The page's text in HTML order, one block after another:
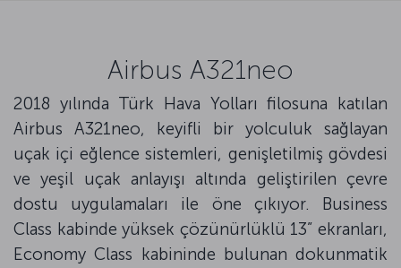
Airbus A321neo
2018 yılında Türk Hava Yolları filosuna katılan
Airbus A321neo, keyifli bir yolculuk sağlayan
uçak içi eğlence sistemleri, genişletilmiş gövdesi
ve yeşil uçak anlayışı altında geliştirilen çevre
dostu uygulamaları ile öne çıkıyor. Business
Class kabinde yüksek çözünürlüklü 13” ekranları,
Economy Class kabininde bulunan dokunmatik